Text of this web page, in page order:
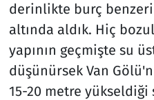
derinlikte burç benzeri
altında aldık. Hiç
yapının geçmişte su
düşünürsek Van
15-20 metre